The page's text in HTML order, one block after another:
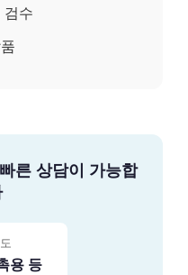
수
른 상담이 가능합
용 등